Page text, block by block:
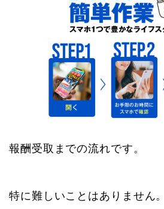
報酬受取までの流れです。
特に難しいことはありません。